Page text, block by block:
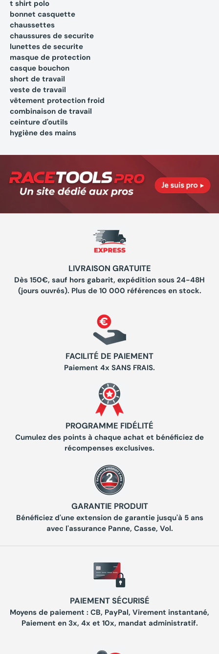
t shirt polo
bonnet casquette
chaussettes
chaussures de securite
lunettes de securite
masque de protection
casque bouchon
short de travail
veste de travail
vêtement protection froid
combinaison de travail
ceinture d'outils
hygiène des mains
LIVRAISON GRATUITE
Dès 150€, sauf hors gabarit, expédition sous 24-48H
(jours ouvrés). Plus de 10 000 références en stock.
FACILITÉ DE PAIEMENT
Paiement 4x SANS FRAIS.
PROGRAMME FIDÉLITÉ
Cumulez des points à chaque achat et bénéficiez de
récompenses exclusives.
GARANTIE PRODUIT
Bénéficiez d'une extension de garantie jusqu'à 5 ans
avec l'assurance Panne, Casse, Vol.
PAIEMENT SÉCURISÉ
Moyens de paiement : CB, PayPal, Virement instantané,
Paiement en 3x, 4x et 10x, mandat administratif.